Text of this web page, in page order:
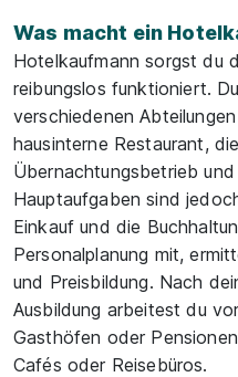
Was macht ein
Hotelkaufmann sorgst du
reibungslos funktioniert.
verschiedenen
hausinterne Restaurant,
Übernachtungsbetrieb
Hauptaufgaben sind
Einkauf und die
Personalplanung mit,
und Preisbildung. Nach
Ausbildung arbeitest du
Gasthöfen oder
Cafés oder Reisebüros.